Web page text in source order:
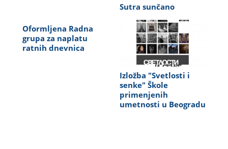
Sutra sunčano
Oformljena Radna
grupa za naplatu
ratnih dnevnica
Izložba "Svetlosti i
senke" Škole
primenjenih
umetnosti u Beogradu